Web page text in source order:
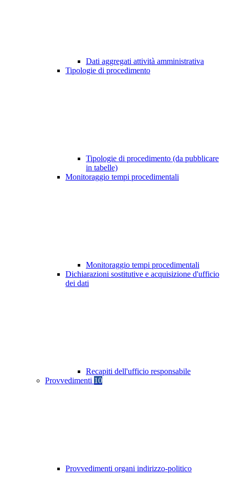
Dati aggregati attività amministrativa
Tipologie di procedimento
Tipologie di procedimento (da pubblicare
in tabelle)
Monitoraggio tempi procedimentali
Monitoraggio tempi procedimentali
Dichiarazioni sostitutive e acquisizione d'ufficio
dei dati
Recapiti dell'ufficio responsabile
Provvedimenti 10
Provvedimenti organi indirizzo-politico